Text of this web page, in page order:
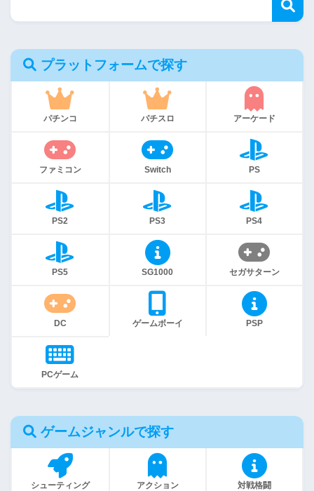
プラットフォームで探す
パチンコ パチスロ アーケード
ファミコン Switch PS
PS2 PS3 PS4
PS5 SG1000 セガサターン
DC ゲームボーイ PSP
PCゲーム
ゲームジャンルで探す
シューティング アクション 対戦格闘